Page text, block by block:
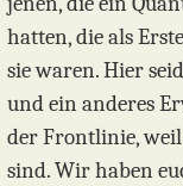
hatten, die als
sie waren. Hier
und ein anderes
der Frontlinie, weil
sind. Wir haben